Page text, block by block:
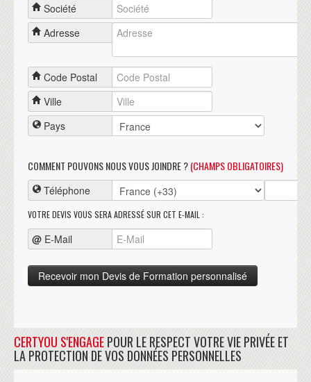
Société
Adresse
Code Postal
Ville
Pays
COMMENT POUVONS NOUS VOUS JOINDRE ?(CHAMPS OBLIGATOIRES)
Téléphone
VOTRE DEVIS VOUS SERA ADRESSÉ SUR CET E-MAIL :
@ E-Mail
CERTYOU S'ENGAGEPOUR LE RESPECT VOTRE VIE PRIVÉE ET
LA PROTECTION DE VOS DONNÉES PERSONNELLES